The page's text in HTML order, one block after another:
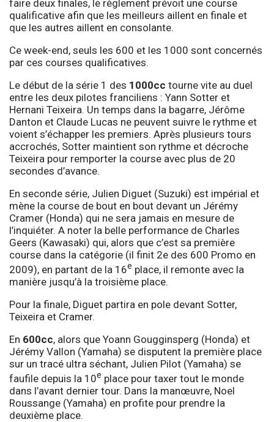
faire deux finales, le règlement prévoit une course
qualificative afin que les meilleurs aillent en finale et
que les autres aillent en consolante.
Ce week-end, seuls les 600 et les 1000 sont concernés
par ces courses qualificatives.
Le début de la série 1 des 1000cc tourne vite au duel
entre les deux pilotes franciliens : Yann Sotter et
Hernani Teixeira. Un temps dans la bagarre, Jérôme
Danton et Claude Lucas ne peuvent suivre le rythme et
voient s’échapper les premiers. Après plusieurs tours
accrochés, Sotter maintient son rythme et décroche
Teixeira pour remporter la course avec plus de 20
secondes d’avance.
En seconde série, Julien Diguet (Suzuki) est impérial et
mène la course de bout en bout devant un Jérémy
Cramer (Honda) qui ne sera jamais en mesure de
l’inquiéter. A noter la belle performance de Charles
Geers (Kawasaki) qui, alors que c’est sa première
course dans la catégorie (il finit 2e des 600 Promo en
2009), en partant de la 16e place, il remonte avec la
manière jusqu’à la troisième place.
Pour la finale, Diguet partira en pole devant Sotter,
Teixeira et Cramer.
En 600cc, alors que Yoann Gougginsperg (Honda) et
Jérémy Vallon (Yamaha) se disputent la première place
sur un tracé ultra séchant, Julien Pilot (Yamaha) se
faufile depuis la 10e place pour taxer tout le monde
dans l’avant dernier tour. Dans la manœuvre, Noel
Roussange (Yamaha) en profite pour prendre la
deuxième place.